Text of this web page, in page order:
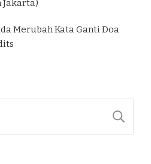
Jakarta)
Merubah Kata Ganti Doa